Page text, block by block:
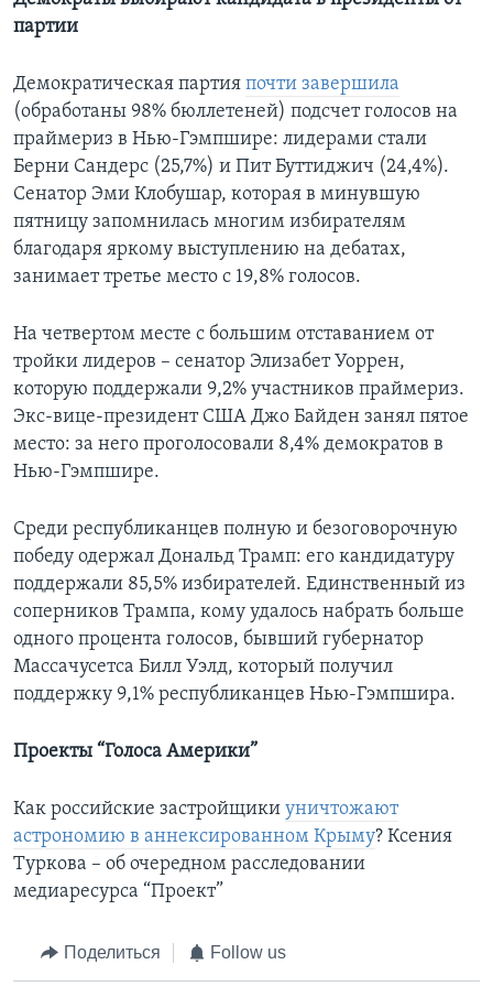
партии
Демократическая партия почти завершила
(обработаны 98% бюллетеней) подсчет голосов на
праймериз в Нью-Гэмпшире: лидерами стали
Берни Сандерс (25,7%) и Пит Буттиджич (24,4%).
Сенатор Эми Клобушар, которая в минувшую
пятницу запомнилась многим избирателям
благодаря яркому выступлению на дебатах,
занимает третье место с 19,8% голосов.
На четвертом месте с большим отставанием от
тройки лидеров – сенатор Элизабет Уоррен,
которую поддержали 9,2% участников праймериз.
Экс-вице-президент США Джо Байден занял пятое
место: за него проголосовали 8,4% демократов в
Нью-Гэмпшире.
Среди республиканцев полную и безоговорочную
победу одержал Дональд Трамп: его кандидатуру
поддержали 85,5% избирателей. Единственный из
соперников Трампа, кому удалось набрать больше
одного процента голосов, бывший губернатор
Массачусетса Билл Уэлд, который получил
поддержку 9,1% республиканцев Нью-Гэмпшира.
Проекты “Голоса Америки”
Как российские застройщики уничтожают
астрономию в аннексированном Крыму? Ксения
Туркова – об очередном расследовании
медиаресурса “Проект”
Поделиться Follow us